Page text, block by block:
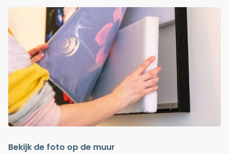
Bekijk de foto op de muur